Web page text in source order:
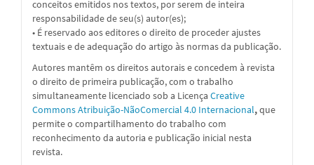
conceitos emitidos nos textos, por serem de inteira
responsabilidade de seu(s) autor(es);
• É reservado aos editores o direito de proceder ajustes
textuais e de adequação do artigo às normas da publicação.
Autores mantêm os direitos autorais e concedem à revista
o direito de primeira publicação, com o trabalho
simultaneamente licenciado sob a Licença Creative
Commons Atribuição-NãoComercial 4.0 Internacional,que
permite o compartilhamento do trabalho com
reconhecimento da autoria e publicação inicial nesta
revista.